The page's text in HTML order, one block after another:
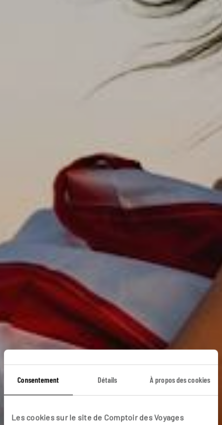
Consentement Détails À propos des cookies
Les cookies sur le site de Comptoir des Voyages